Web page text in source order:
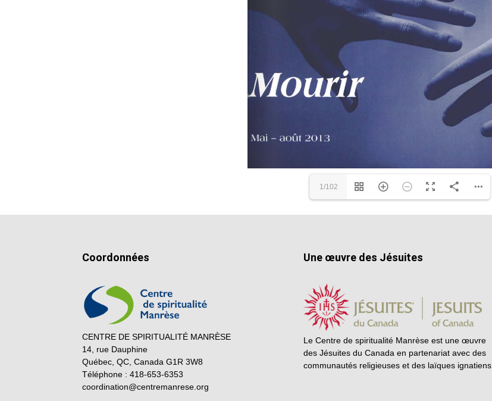
1/102
Coordonnées
CENTRE DE SPIRITUALITÉ MANRÈSE
14, rue Dauphine
Québec, QC, Canada G1R 3W8
Téléphone : 418-653-6353
coordination@centremanrese.org
Une œuvre des Jésuites
Le Centre de spiritualité Manrèse est une œuvre
des Jésuites du Canada en partenariat avec des
communautés religieuses et des laïques ignatiens.